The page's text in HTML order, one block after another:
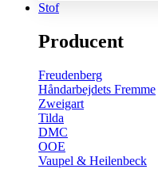
Stof
Producent
Freudenberg
Håndarbejdets Fremme
Zweigart
Tilda
DMC
OOE
Vaupel & Heilenbeck